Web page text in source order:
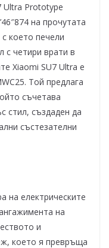
Ultra Prototype
на прочутата
което печели
с четири врати в
Xiaomi SU7 Ultra е
Той предлага
съчетава
стил, създаден да
състезателни
на електрическите
на
и
което я превръща